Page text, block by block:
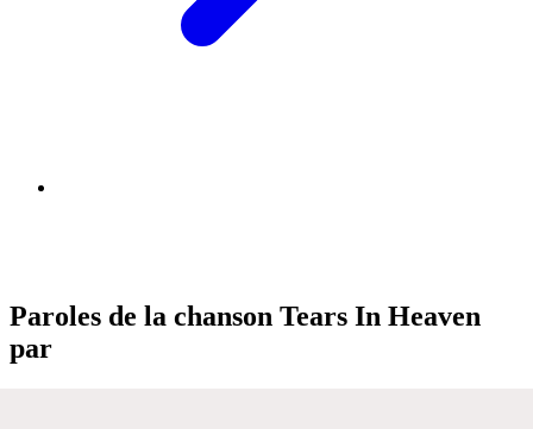
Paroles de la chanson Tears In Heaven
par